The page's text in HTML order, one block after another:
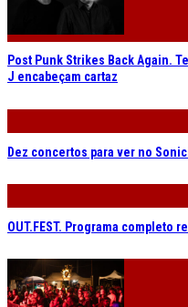
Post Punk Strikes Back Again.
J encabeçam cartaz
Dez concertos para ver no
OUT.FEST. Programa completo